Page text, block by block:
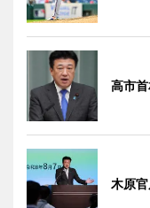
高市
木原